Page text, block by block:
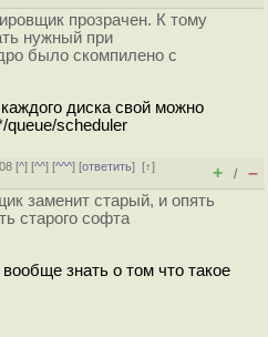
прозрачен. К тому
нужный при
было скомпилено с
диска свой можно
queue/scheduler
[^] [^^] [^^^] [ответить][↑]
+ / –
заменит старый, и опять
старого софта
знать о том что такое